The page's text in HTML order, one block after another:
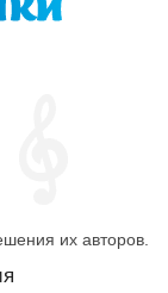
их авторов.